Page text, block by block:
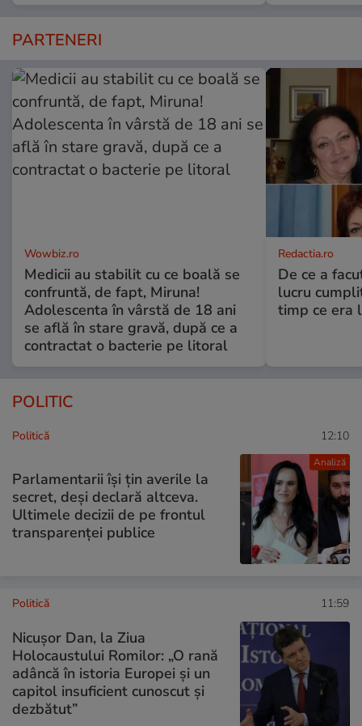
PARTENERI
Wowbiz.ro
Medicii au stabilit cu ce boală se
confruntă, de fapt, Miruna!
Adolescenta în vârstă de 18 ani
se află în stare gravă, după ce a
contractat o bacterie pe litoral
Redactia.ro
De ce a
lucru
timp ce era
POLITIC
Analiză
Politică 12:10
Parlamentarii își țin averile la
secret, deși declară altceva.
Ultimele decizii de pe frontul
transparenței publice
Politică 11:59
Nicuşor Dan, la Ziua
Holocaustului Romilor: „O rană
adâncă în istoria Europei și un
capitol insuficient cunoscut și
dezbătut”